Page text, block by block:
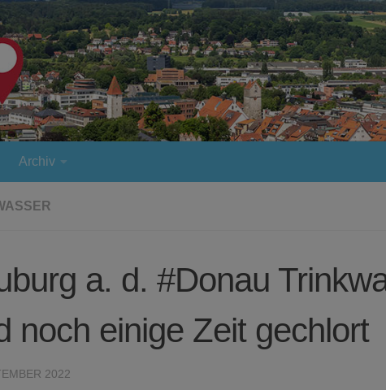
Archiv
a. d. #Donau
noch einige Zeit gechlort
2022